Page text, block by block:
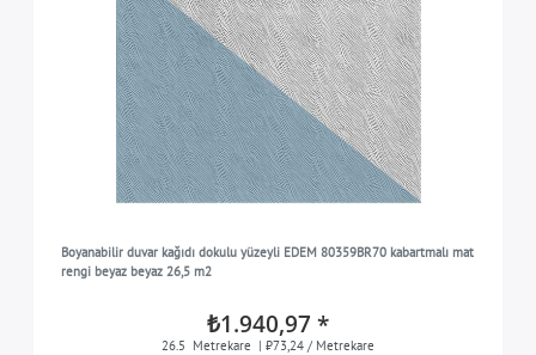
Boyanabilir duvar kağıdı dokulu yüzeyli EDEM 80359BR70 kabartmalı mat
rengi beyaz beyaz 26,5 m2
₺1.940,97 *
26.5 Metrekare | ₺73,24 / Metrekare